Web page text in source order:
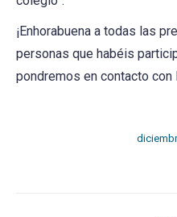
¡Enhorabuena a todas las
personas que habéis
pondremos en contacto con